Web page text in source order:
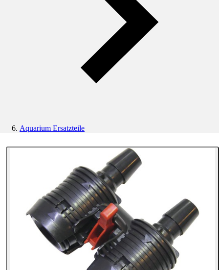
Aquarium Ersatzteile